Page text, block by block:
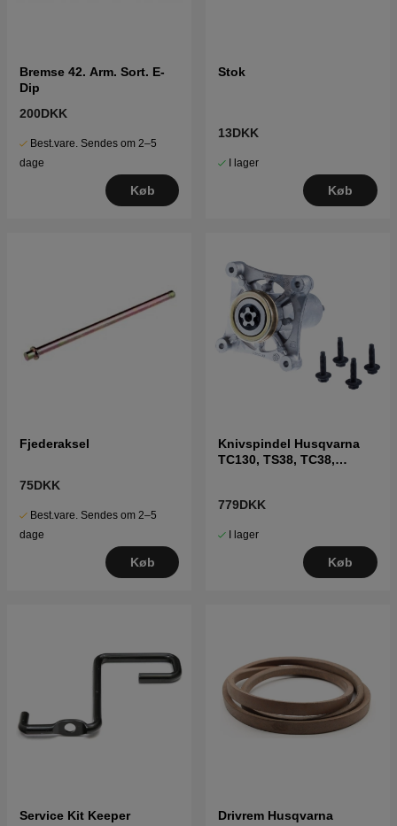
Bremse 42. Arm. Sort. E-
Dip
200DKK
Best.vare. Sendes om 2–5
dage
Køb
Stok
13DKK
I lager
Køb
Fjederaksel
75DKK
Best.vare. Sendes om 2–5
dage
Køb
Knivspindel Husqvarna
TC130, TS38, TC38,
779DKK
I lager
Køb
Service Kit Keeper
Drivrem Husqvarna